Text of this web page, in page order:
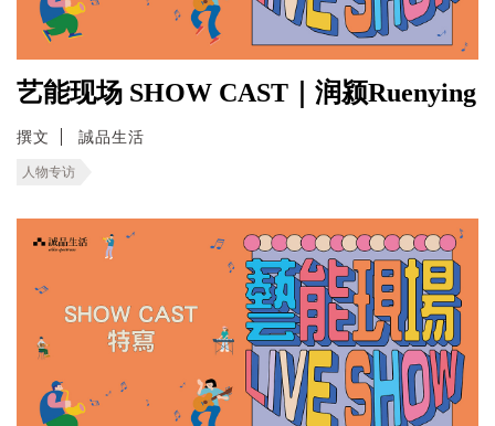
艺能现场 SHOW CAST｜润颍Ruenying
撰文 誠品生活
人物专访